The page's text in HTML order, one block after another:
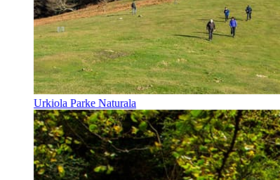
Urkiola Parke Naturala